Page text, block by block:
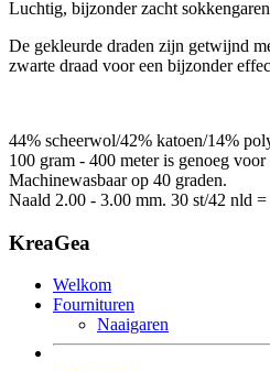
Luchtig, bijzonder zacht
De gekleurde draden zijn getwijnd
zwarte draad voor een bijzonder
44% scheerwol/42% katoen/14%
100 gram - 400 meter is genoeg
Machinewasbaar op 40 graden.
Naald 2.00 - 3.00 mm. 30 st/42 nld
KreaGea
Welkom
Fournituren
Naaigaren